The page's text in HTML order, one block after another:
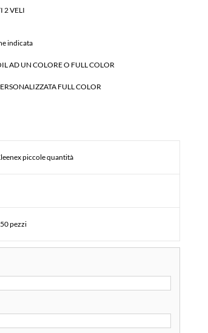
2 VELI
indicata
AD UN COLORE O FULL COLOR
FULL COLOR
piccole quantità
pezzi